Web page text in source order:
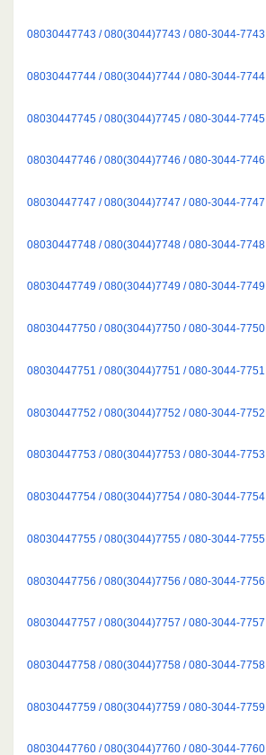
08030447743 / 080(3044)7743 / 080-3044-7743
08030447744 / 080(3044)7744 / 080-3044-7744
08030447745 / 080(3044)7745 / 080-3044-7745
08030447746 / 080(3044)7746 / 080-3044-7746
08030447747 / 080(3044)7747 / 080-3044-7747
08030447748 / 080(3044)7748 / 080-3044-7748
08030447749 / 080(3044)7749 / 080-3044-7749
08030447750 / 080(3044)7750 / 080-3044-7750
08030447751 / 080(3044)7751 / 080-3044-7751
08030447752 / 080(3044)7752 / 080-3044-7752
08030447753 / 080(3044)7753 / 080-3044-7753
08030447754 / 080(3044)7754 / 080-3044-7754
08030447755 / 080(3044)7755 / 080-3044-7755
08030447756 / 080(3044)7756 / 080-3044-7756
08030447757 / 080(3044)7757 / 080-3044-7757
08030447758 / 080(3044)7758 / 080-3044-7758
08030447759 / 080(3044)7759 / 080-3044-7759
08030447760 / 080(3044)7760 / 080-3044-7760